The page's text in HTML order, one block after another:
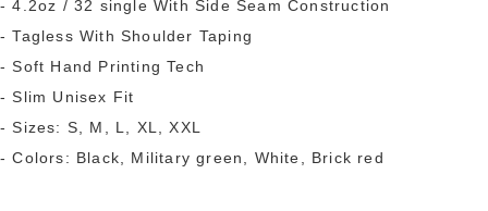
- 4.2oz / 32 single With Side Seam Construction
- Tagless With Shoulder Taping
- Soft Hand Printing Tech
- Slim Unisex Fit
- Sizes: S, M, L, XL, XXL
- Colors: Black, Military green, White, Brick red